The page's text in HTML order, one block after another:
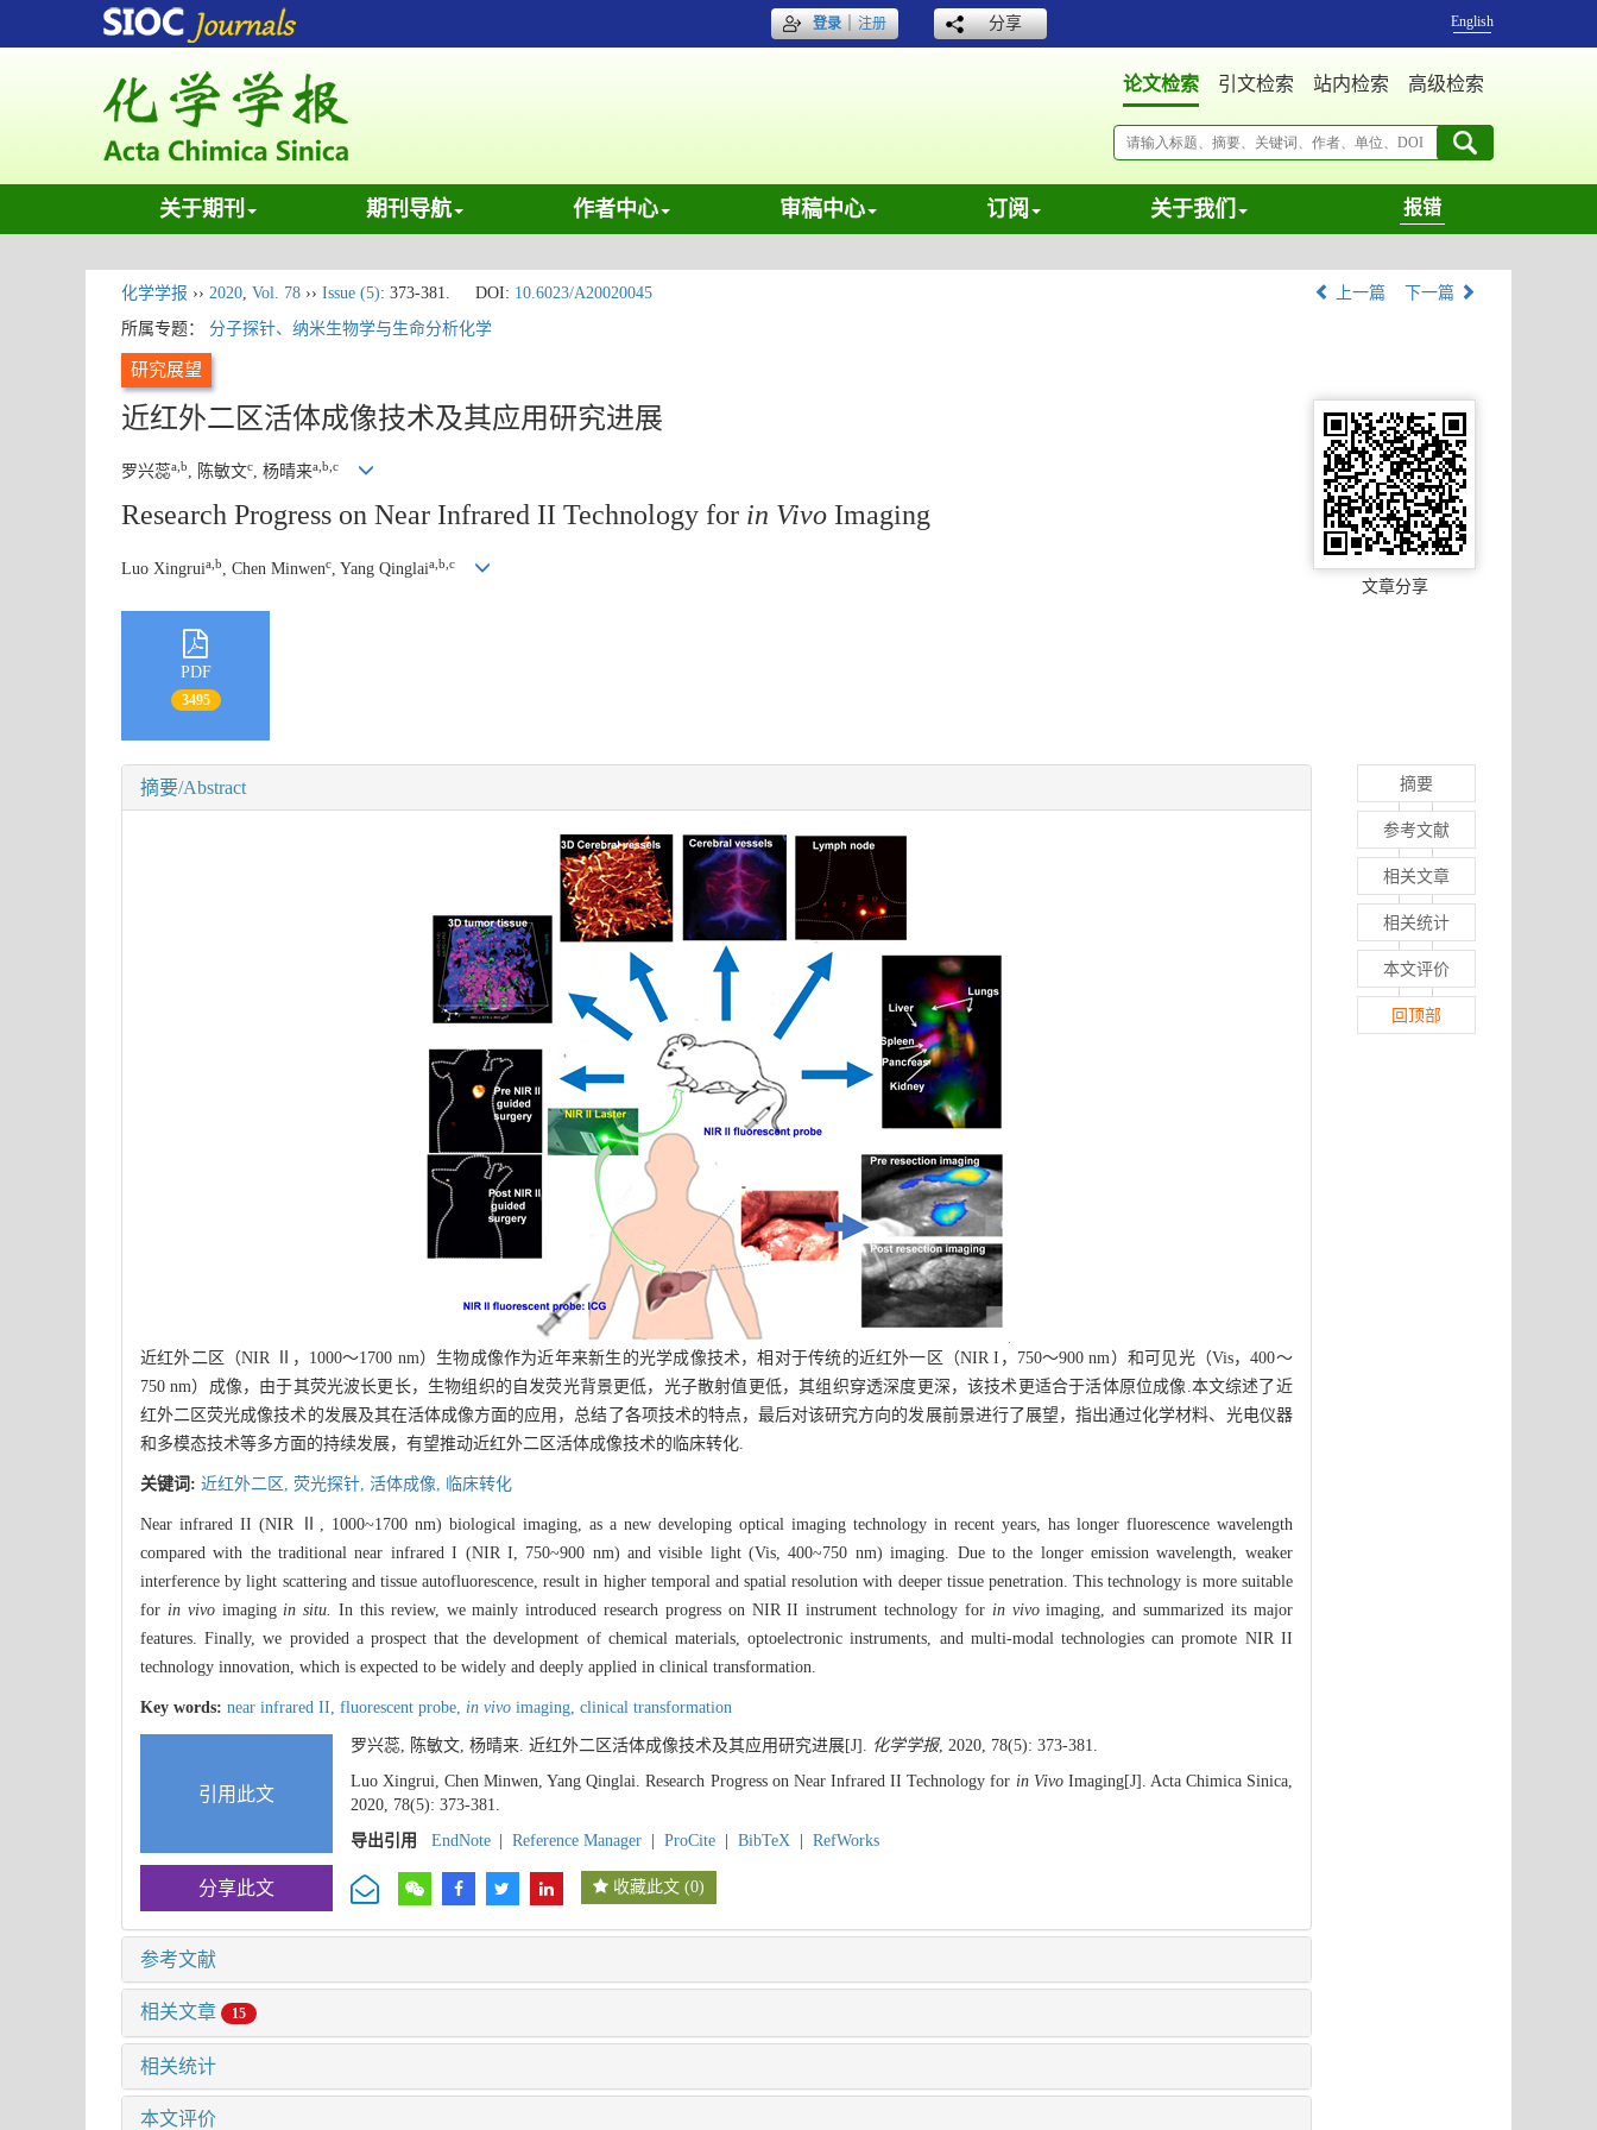
登录｜注册 分享 English
论文检索 引文检索 站内检索 高级检索
关于期刊 期刊导航 作者中心 审稿中心 订阅 关于我们 报错
化学学报 ›› 2020, Vol. 78 ›› Issue (5): 373-381. DOI: 10.6023/A20020045 上一篇
下一篇
所属专题： 分子探针、纳米生物学与生命分析化学
研究展望
近红外二区活体成像技术及其应用研究进展
罗兴蕊a,b, 陈敏文c, 杨晴来a,b,c
Research Progress on Near Infrared II Technology for in Vivo Imaging
Luo Xingruia,b , Chen Minwenc , Yang Qinglaia,b,c
文章分享
PDF
3495
摘要/Abstract
近红外二区（NIR Ⅱ，1000～1700 nm）生物成像作为近年来新生的光学成像技术，相对于传统的近红外一区（NIR I，750～900 nm）和可见光（Vis，400～
750 nm）成像，由于其荧光波长更长，生物组织的自发荧光背景更低，光子散射值更低，其组织穿透深度更深，该技术更适合于活体原位成像.本文综述了近
红外二区荧光成像技术的发展及其在活体成像方面的应用，总结了各项技术的特点，最后对该研究方向的发展前景进行了展望，指出通过化学材料、光电仪器
和多模态技术等多方面的持续发展，有望推动近红外二区活体成像技术的临床转化.
关键词: 近红外二区, 荧光探针, 活体成像, 临床转化
Near infrared II (NIR Ⅱ, 1000~1700 nm) biological imaging, as a new developing optical imaging technology in recent years, has longer fluorescence wavelength
compared with the traditional near infrared I (NIR I, 750~900 nm) and visible light (Vis, 400~750 nm) imaging. Due to the longer emission wavelength, weaker
interference by light scattering and tissue autofluorescence, result in higher temporal and spatial resolution with deeper tissue penetration. This technology is more suitable
for in vivoimagingin situ. In this review, we mainly introduced research progress on NIR II instrument technology for in vivoimaging, and summarized its major
features. Finally, we provided a prospect that the development of chemical materials, optoelectronic instruments, and multi-modal technologies can promote NIR II
technology innovation, which is expected to be widely and deeply applied in clinical transformation.
Key words: near infrared II, fluorescent probe, in vivo imaging, clinical transformation
引用此文
罗兴蕊, 陈敏文, 杨晴来. 近红外二区活体成像技术及其应用研究进展[J]. 化学学报, 2020, 78(5): 373-381.
Luo Xingrui, Chen Minwen, Yang Qinglai. Research Progress on Near Infrared II Technology for in VivoImaging[J]. Acta Chimica Sinica,
2020, 78(5): 373-381.
导出引用
EndNote Reference Manager ProCite BibTeX RefWorks
分享此文 收藏此文 (0)
参考文献
相关文章 15
相关统计
本文评价
摘要
参考文献
相关文章
相关统计
本文评价
回顶部